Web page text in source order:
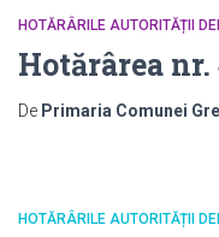
HOTĂRÂRILE AUTORITĂȚII
Hotărârea nr.
De Primaria Comunei
HOTĂRÂRILE AUTORITĂȚII